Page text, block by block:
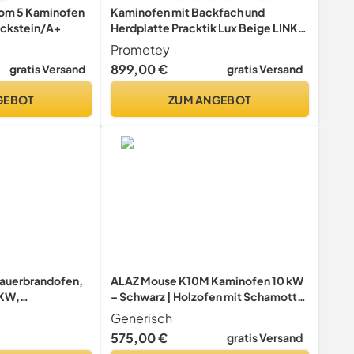
5 Kaminofen
A+
gratis Versand
Kaminofen mit Backfach und
Herdplatte Pracktik Lux Beige LINKS
Holzofen 9,5 kW Kamin Ofen
Dauerbrandofen Werkstattofen
Schwedenofen Hüttenofen Heizofen
Prometey
899,00 €
gratis Versand
ZUM ANGEBOT
ALAZ Mouse K10M Kaminofen 10 kW
– Schwarz | Holzofen mit Schamott-
Brennkammer & großem
Sichtfenster | Für Holzscheite bis 50
cm | Energieeffizienzklasse A+
Generisch
575,00 €
gratis Versand